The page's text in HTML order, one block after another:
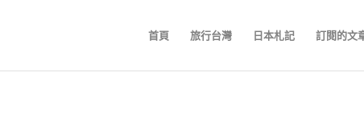
首頁 旅行台灣 日本札記 訂閱的文